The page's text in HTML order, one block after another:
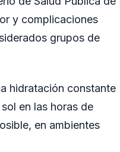
y complicaciones
grupos de
hidratación constante
en las horas de
en ambientes